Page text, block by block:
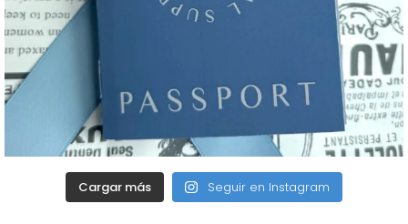
Cargar más Seguir en Instagram